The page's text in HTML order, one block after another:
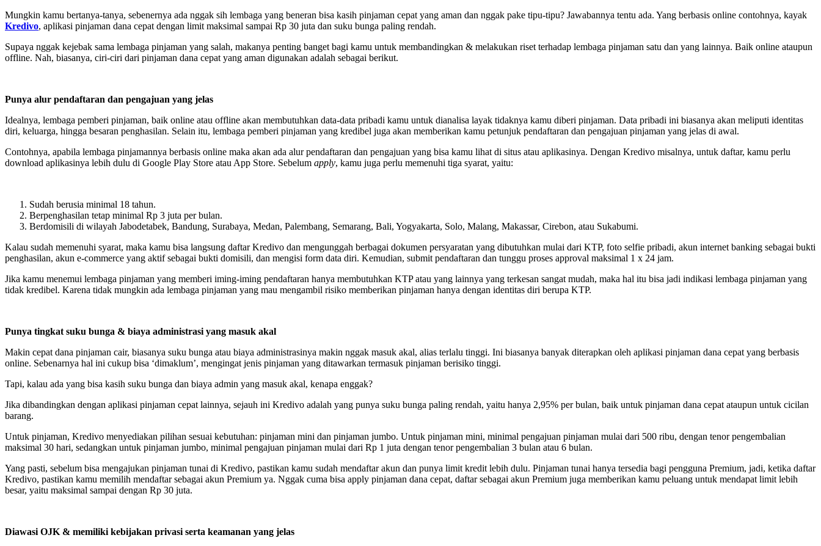
Mungkin kamu bertanya-tanya, sebenernya ada nggak sih lembaga yang beneran bisa kasih pinjaman cepat yang aman dan nggak pake tipu-tipu? Jawabannya tentu ada. Yang berbasis online contohnya, kayak
Kredivo, aplikasi pinjaman dana cepat dengan limit maksimal sampai Rp 30 juta dan suku bunga paling rendah.
Supaya nggak kejebak sama lembaga pinjaman yang salah, makanya penting banget bagi kamu untuk membandingkan & melakukan riset terhadap lembaga pinjaman satu dan yang lainnya. Baik online ataupun
offline. Nah, biasanya, ciri-ciri dari pinjaman dana cepat yang aman digunakan adalah sebagai berikut.
Punya alur pendaftaran dan pengajuan yang jelas
Idealnya, lembaga pemberi pinjaman, baik online atau offline akan membutuhkan data-data pribadi kamu untuk dianalisa layak tidaknya kamu diberi pinjaman. Data pribadi ini biasanya akan meliputi identitas
diri, keluarga, hingga besaran penghasilan. Selain itu, lembaga pemberi pinjaman yang kredibel juga akan memberikan kamu petunjuk pendaftaran dan pengajuan pinjaman yang jelas di awal.
Contohnya, apabila lembaga pinjamannya berbasis online maka akan ada alur pendaftaran dan pengajuan yang bisa kamu lihat di situs atau aplikasinya. Dengan Kredivo misalnya, untuk daftar, kamu perlu
download aplikasinya lebih dulu di Google Play Store atau App Store. Sebelum apply, kamu juga perlu memenuhi tiga syarat, yaitu:
Sudah berusia minimal 18 tahun.
Berpenghasilan tetap minimal Rp 3 juta per bulan.
Berdomisili di wilayah Jabodetabek, Bandung, Surabaya, Medan, Palembang, Semarang, Bali, Yogyakarta, Solo, Malang, Makassar, Cirebon, atau Sukabumi.
Kalau sudah memenuhi syarat, maka kamu bisa langsung daftar Kredivo dan mengunggah berbagai dokumen persyaratan yang dibutuhkan mulai dari KTP, foto selfie pribadi, akun internet banking sebagai bukti
penghasilan, akun e-commerce yang aktif sebagai bukti domisili, dan mengisi form data diri. Kemudian, submit pendaftaran dan tunggu proses approval maksimal 1 x 24 jam.
Jika kamu menemui lembaga pinjaman yang memberi iming-iming pendaftaran hanya membutuhkan KTP atau yang lainnya yang terkesan sangat mudah, maka hal itu bisa jadi indikasi lembaga pinjaman yang
tidak kredibel. Karena tidak mungkin ada lembaga pinjaman yang mau mengambil risiko memberikan pinjaman hanya dengan identitas diri berupa KTP.
Punya tingkat suku bunga & biaya administrasi yang masuk akal
Makin cepat dana pinjaman cair, biasanya suku bunga atau biaya administrasinya makin nggak masuk akal, alias terlalu tinggi. Ini biasanya banyak diterapkan oleh aplikasi pinjaman dana cepat yang berbasis
online. Sebenarnya hal ini cukup bisa ‘dimaklum’, mengingat jenis pinjaman yang ditawarkan termasuk pinjaman berisiko tinggi.
Tapi, kalau ada yang bisa kasih suku bunga dan biaya admin yang masuk akal, kenapa enggak?
Jika dibandingkan dengan aplikasi pinjaman cepat lainnya, sejauh ini Kredivo adalah yang punya suku bunga paling rendah, yaitu hanya 2,95% per bulan, baik untuk pinjaman dana cepat ataupun untuk cicilan
barang.
Untuk pinjaman, Kredivo menyediakan pilihan sesuai kebutuhan: pinjaman mini dan pinjaman jumbo. Untuk pinjaman mini, minimal pengajuan pinjaman mulai dari 500 ribu, dengan tenor pengembalian
maksimal 30 hari, sedangkan untuk pinjaman jumbo, minimal pengajuan pinjaman mulai dari Rp 1 juta dengan tenor pengembalian 3 bulan atau 6 bulan.
Yang pasti, sebelum bisa mengajukan pinjaman tunai di Kredivo, pastikan kamu sudah mendaftar akun dan punya limit kredit lebih dulu. Pinjaman tunai hanya tersedia bagi pengguna Premium, jadi, ketika daftar
Kredivo, pastikan kamu memilih mendaftar sebagai akun Premium ya. Nggak cuma bisa apply pinjaman dana cepat, daftar sebagai akun Premium juga memberikan kamu peluang untuk mendapat limit lebih
besar, yaitu maksimal sampai dengan Rp 30 juta.
Diawasi OJK & memiliki kebijakan privasi serta keamanan yang jelas